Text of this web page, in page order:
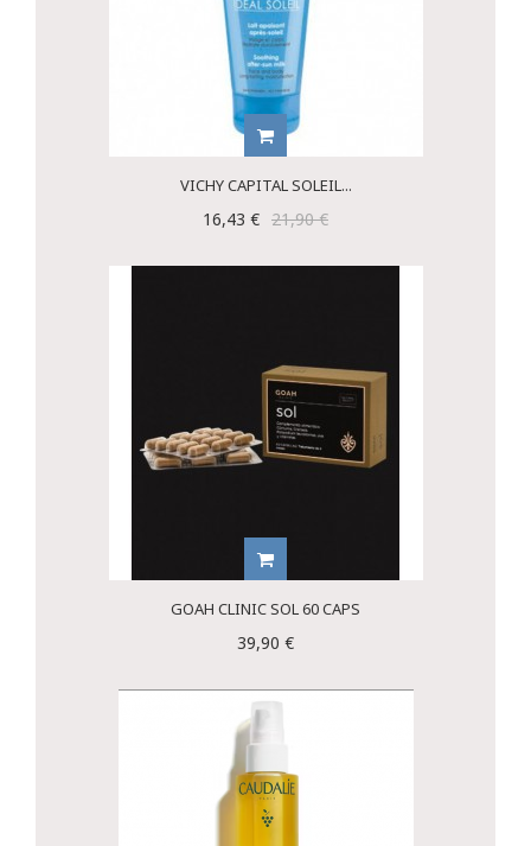
VICHY CAPITAL SOLEIL...
16,43 € 21,90 €
GOAH CLINIC SOL 60 CAPS
39,90 €